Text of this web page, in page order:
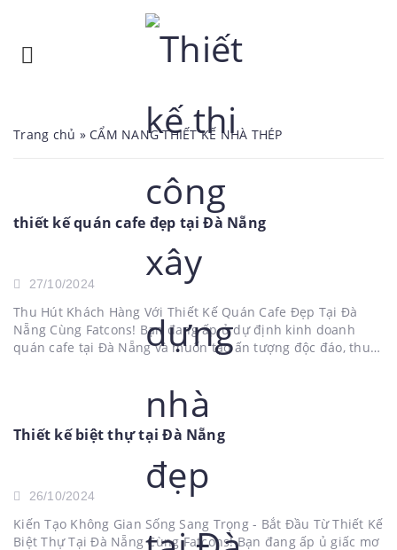
Trang chủ » CẨM NANG THIẾT KẾ NHÀ THÉP
thiết kế quán cafe đẹp tại Đà Nẵng
27/10/2024
Thu Hút Khách Hàng Với Thiết Kế Quán Cafe Đẹp Tại Đà
Nẵng Cùng Fatcons! Bạn đang ấp ủ dự định kinh doanh
quán cafe tại Đà Nẵng và muốn tạo ấn tượng độc đáo, thu
Thiết kế biệt thự tại Đà Nẵng
26/10/2024
Kiến Tạo Không Gian Sống Sang Trọng - Bắt Đầu Từ Thiết Kế
Biệt Thự Tại Đà Nẵng Cùng Fatcons! Bạn đang ấp ủ giấc mơ